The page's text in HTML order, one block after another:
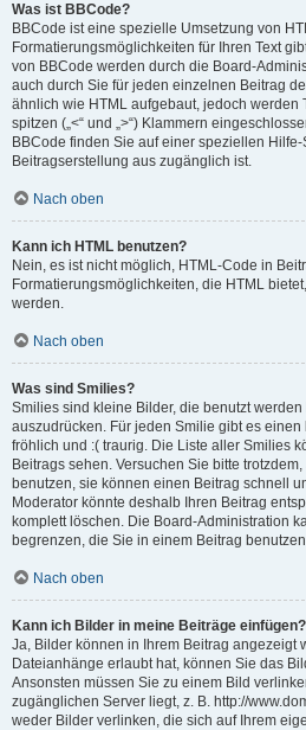
Was ist BBCode?
BBCode ist eine spezielle Umsetzung von
Formatierungsmöglichkeiten für Ihren Text
von BBCode werden durch die Board-
auch durch Sie für jeden einzelnen Beitrag
ähnlich wie HTML aufgebaut, jedoch werden
spitzen („<“ und „>“) Klammern
BBCode finden Sie auf einer speziellen
Beitragserstellung aus zugänglich ist.
Nach oben
Kann ich HTML benutzen?
Nein, es ist nicht möglich, HTML-Code in
Formatierungsmöglichkeiten, die HTML
werden.
Nach oben
Was sind Smilies?
Smilies sind kleine Bilder, die benutzt werden
auszudrücken. Für jeden Smilie gibt es einen
fröhlich und :( traurig. Die Liste aller Smilies
Beitrags sehen. Versuchen Sie bitte
benutzen, sie können einen Beitrag schnell
Moderator könnte deshalb Ihren Beitrag
komplett löschen. Die Board-Administration
begrenzen, die Sie in einem Beitrag
Nach oben
Kann ich Bilder in meine Beiträge einfügen?
Ja, Bilder können in Ihrem Beitrag angezeigt
Dateianhänge erlaubt hat, können Sie das
Ansonsten müssen Sie zu einem Bild
zugänglichen Server liegt, z. B. http://
weder Bilder verlinken, die sich auf Ihrem